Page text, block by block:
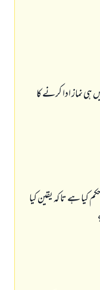
نماز ادا كرنے كا
كيا ہے تا كہ يقين كيا